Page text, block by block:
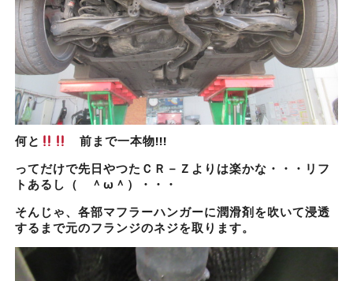
何と
前まで一本物!!!
ってだけで先日やつたＣＲ－Ｚよりは楽かな・・・リフ
トあるし（ ＾ω＾）・・・
そんじゃ、各部マフラーハンガーに潤滑剤を吹いて浸透
するまで元のフランジのネジを取ります。